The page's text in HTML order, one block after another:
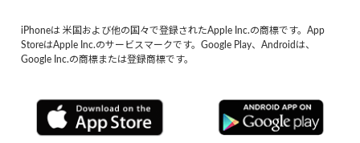
iPhoneは 米国および他の国々で登録されたApple Inc.の商標です。App
StoreはApple Inc.のサービスマークです。Google Play、Androidは、
Google Inc.の商標または登録商標です。